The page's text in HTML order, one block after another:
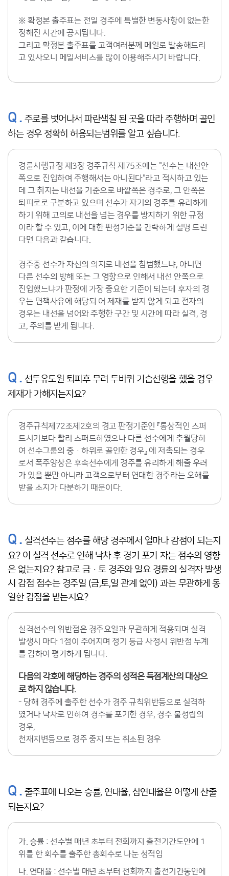
※ 확정본 출주표는 전일 경주에 특별한 변동사항이 없는한
정해진 시간에 공지됩니다.
그리고 확정본 출주표를 고객여러분께 메일로 발송해드리
고 있사오니 메일서비스를 많이 이용해주시기 바랍니다.
Q . 주로를 벗어나서 파란색칠 된 곳을 따라 주행하며 골인
하는 경우 정확히 허용되는범위를 알고 싶습니다.
경륜시행규정 제3장 경주규칙 제75조에는 "선수는 내선안
쪽으로 진입하여 주행해서는 아니된다"라고 적시하고 있는
데 그 취지는 내선을 기준으로 바깥쪽은 경주로, 그 안쪽은
퇴피로로 구분하고 있으며 선수가 자기의 경주를 유리하게
하기 위해 고의로 내선을 넘는 경우를 방지하기 위한 규정
이라 할 수 있고, 이에 대한 판정기준을 간략하게 설명 드린
다면 다음과 같습니다.
경주중 선수가 자신의 의지로 내선을 침범했느냐, 아니면
다른 선수의 방해 또는 그 영향으로 인해서 내선 안쪽으로
진입했느냐가 판정에 가장 중요한 기준이 되는데 후자의 경
우는 면책사유에 해당되 어 제재를 받지 않게 되고 전자의
경우는 내선을 넘어와 주행한 구간 및 시간에 따라 실격, 경
고, 주의를 받게 됩니다.
Q . 선두유도원 퇴피후 무려 두바퀴 기습선행을 했을 경우
제재가 가해지는지요?
경주규칙제72조제2호의 경고 판정기준인 『통상적인 스퍼
트시기보다 빨리 스퍼트하였으나 다른 선수에게 추월당하
여 선수그룹의 중·하위로 골인한 경우』 에 저촉되는 경우
로서 폭주양상은 후속선수에게 경주를 유리하게 해줄 우려
가 있을 뿐만 아니라 고객으로부터 연대한 경주라는 오해를
받을 소지가 다분하기 때문이다.
Q . 실격선수는 점수를 해당 경주에서 얼마나 감점이 되는지
요? 이 실격 선수로 인해 낙차 후 경기 포기 자는 점수의 영향
은 없는지요? 참고로 금ㆍ토 경주와 일요 경륜의 실격자 발생
시 감점 점수는 경주일 (금,토,일 관계 없이) 과는 무관하게 동
일한 감점을 받는지요?
실격선수의 위반점은 경주요일과 무관하게 적용되며 실격
발생시 마다 1점이 주어지며 정기 등급 사정시 위반점 누계
를 감하여 평가하게 됩니다.
다음의 각호에 해당하는 경주의 성적은 득점계산의 대상으
로 하지 않습니다.
- 당해 경주에 출주한 선수가 경주 규칙위반등으로 실격하
였거나 낙차로 인하여 경주를 포기한 경우, 경주 불성립의
경우,
천재지변등으로 경주 중지 또는 취소된 경우
Q . 출주표에 나오는 승률, 연대율, 삼연대율은 어떻게 산출
되는지요?
가. 승률 : 선수별 매년 초부터 전회까지 출전기간도안에 1
위를 한 회수를 출주한 총회수로 나눈 성적임
나. 연대율 : 선수별 매년 초부터 전회까지 출전기간동안에